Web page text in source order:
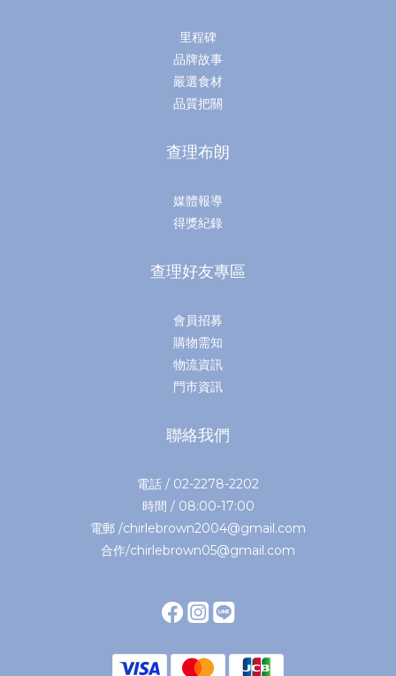
里程碑
品牌故事
嚴選食材
品質把關
查理布朗
媒體報導
得獎紀錄
查理好友專區
會員招募
購物需知
物流資訊
門市資訊
聯絡我們
電話 / 02-2278-2202
時間 / 08:00-17:00
電郵 /chirlebrown2004@gmail.com
合作/chirlebrown05@gmail.com